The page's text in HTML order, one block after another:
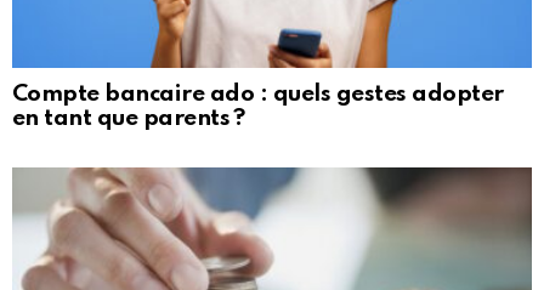
Compte bancaire ado : quels gestes adopter
en tant que parents ?